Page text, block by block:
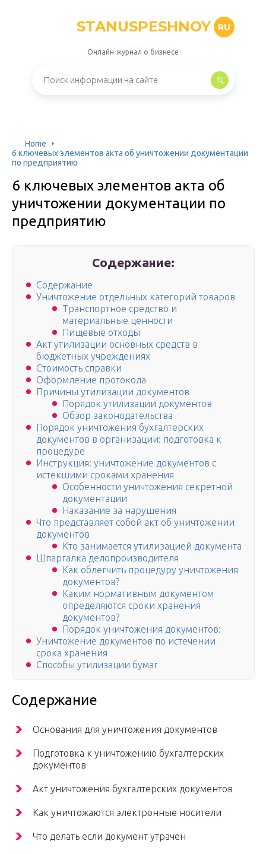
STANUSPESHNOY RU
Онлайн-журнал о бизнесе
Home
6 ключевых элементов акта об уничтожении документации
по предприятию
6 ключевых элементов акта об
уничтожении документации по
предприятию
Содержание:
Содержание
Уничтожение отдельных категорий товаров
Транспортное средство и
материальные ценности
Пищевые отходы
Акт утилизации основных средств в
бюджетных учреждениях
Стоимость справки
Оформление протокола
Причины утилизации документов
Порядок утилизации документов
Обзор законодательства
Порядок уничтожения бухгалтерских
документов в организации: подготовка к
процедуре
Инструкция: уничтожение документов с
истекшими сроками хранения
Особенности уничтожения секретной
документации
Наказание за нарушения
Что представляет собой акт об уничтожении
документов
Кто занимается утилизацией документа
Шпаргалка делопроизводителя
Как облегчить процедуру уничтожения
документов?
Каким нормативным документом
определяются сроки хранения
документов?
Порядок уничтожения документов:
Уничтожение документов по истечении
срока хранения
Способы утилизации бумаг
Содержание
Основания для уничтожения документов
Подготовка к уничтожению бухгалтерских
документов
Акт уничтожения бухгалтерских документов
Как уничтожаются электронные носители
Что делать если документ утрачен